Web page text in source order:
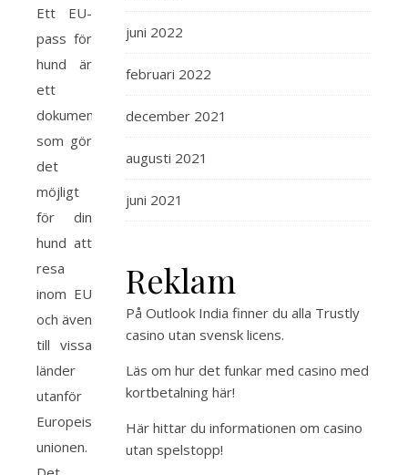
Ett EU-
pass för
hund är
ett
dokument
som gör
det
möjligt
för din
hund att
resa
inom EU
och även
till vissa
länder
utanför
Europeiska
unionen.
juni 2022
februari 2022
december 2021
augusti 2021
juni 2021
Reklam
På Outlook India finner du alla Trustly
casino utan svensk licens.
Läs om hur det funkar med casino med
kortbetalning här!
Här hittar du informationen om casino
utan spelstopp!